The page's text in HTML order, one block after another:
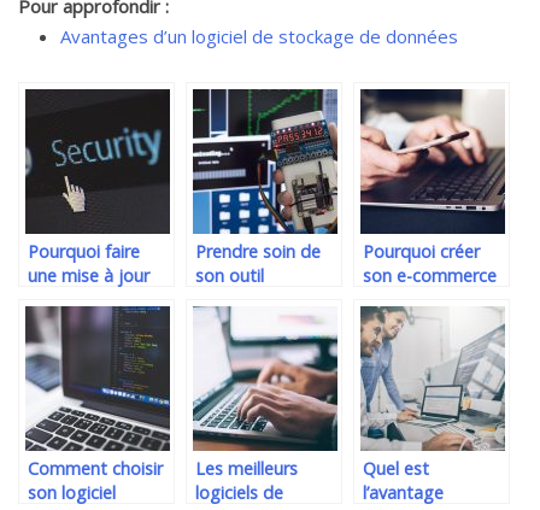
Pour approfondir :
Avantages d’un logiciel de stockage de données
Pourquoi faire
une mise à jour
logiciels de votre
PC ?
Prendre soin de
son outil
dans une
entreprise.
Pourquoi créer
son e-commerce
?
Comment choisir
son logiciel
Les meilleurs
logiciels de
Quel est
l’avantage